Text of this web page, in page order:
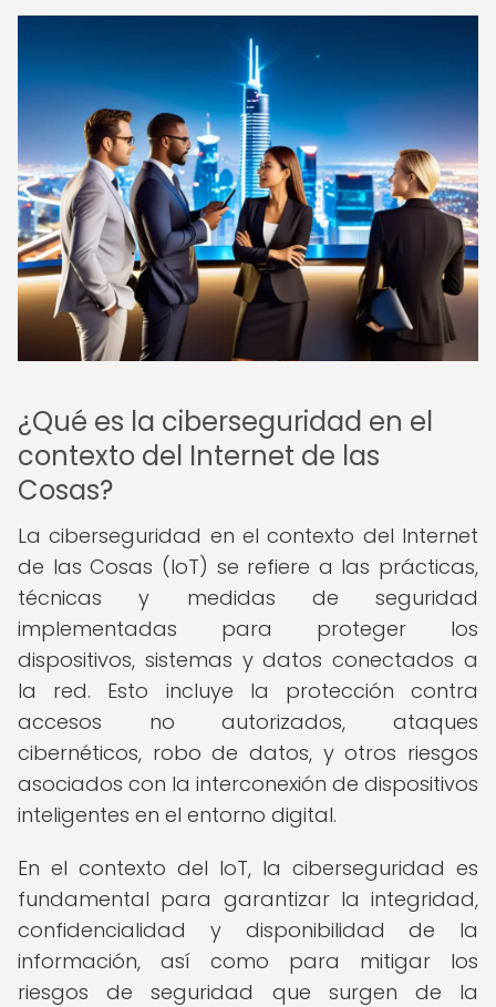
¿Qué es la ciberseguridad en el
contexto del Internet de las
Cosas?
La ciberseguridad en el contexto del Internet
de las Cosas (IoT) se refiere a las prácticas,
técnicas y medidas de seguridad
implementadas para proteger los
dispositivos, sistemas y datos conectados a
la red. Esto incluye la protección contra
accesos no autorizados, ataques
cibernéticos, robo de datos, y otros riesgos
asociados con la interconexión de dispositivos
inteligentes en el entorno digital.
En el contexto del IoT, la ciberseguridad es
fundamental para garantizar la integridad,
confidencialidad y disponibilidad de la
información, así como para mitigar los
riesgos de seguridad que surgen de la